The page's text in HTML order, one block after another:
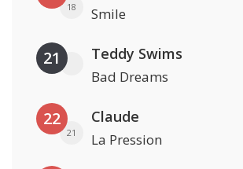
18 Smile
21 Teddy Swims
Bad Dreams
22
21
Claude
La Pression